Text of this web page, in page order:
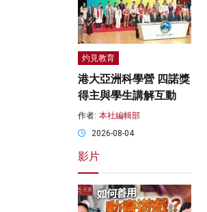
灼見教育
港大亞洲科學營 四諾獎
得主與學生講解互動
作者: 本社編輯部
2026-08-04
影片